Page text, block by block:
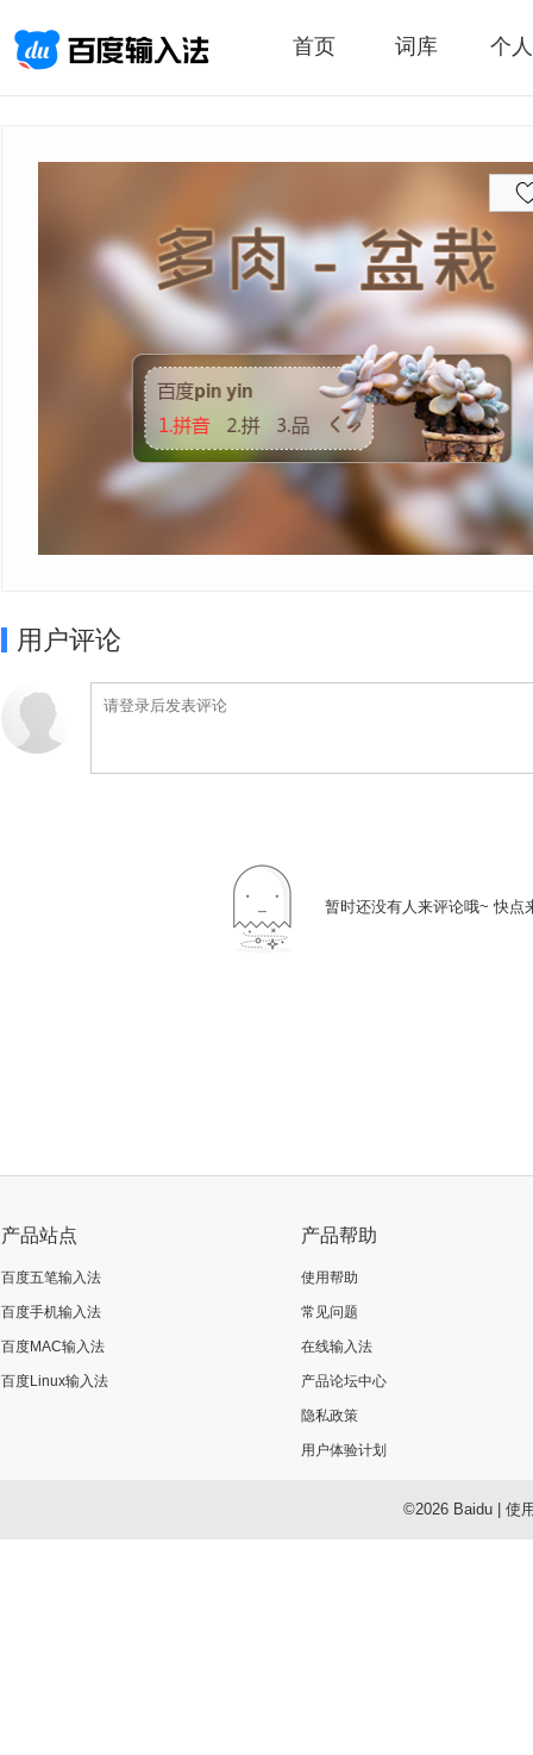
首页 词库 个
用户评论
暂时还没有人来评论哦~ 快点
产品站点
百度五笔输入法
百度手机输入法
百度MAC输入法
百度Linux输入法
产品帮助
使用帮助
常见问题
在线输入法
产品论坛中心
隐私政策
用户体验计划
©2026 Baidu| 使